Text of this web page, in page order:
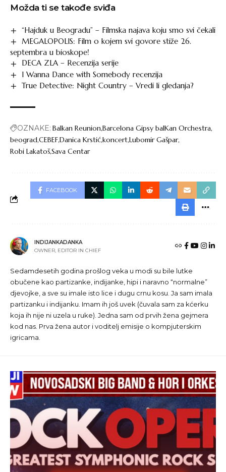
Možda ti se takođe sviđa
“Hajduk u Beogradu” – Filmska najava koju smo svi čekali
MEGALOPOLIS: Film o kojem svi govore stiže 26.
septembra u bioskope!
DECA ZLA – Recenzija serije
I Wanna Dance with Somebody recenzija
True Detective: Night Country – Vredi li gledanja?
OZNAKE: Balkan ReunionBarcelona Gipsy balKan Orchestra
beogradCEBEFDanica KrstićkoncertLubomir Gašpar
Robi LakatošSava Centar
FACEBOOK
INDIJANKADANKA
OWNER, EDITOR IN CHIEF
Sedamdesetih godina prošlog veka u modi su bile lutke
obučene kao partizanke, indijanke, hipi i naravno “normalne”
djevojke, a sve su imale isto lice i dugu crnu kosu. Ja sam imala
partizanku i indijanku. Imam ih još uvek (čuvala sam za kćerku
koja ih nije ni uzela u ruke). Jedna sam od prvih žena gejmera
kod nas. Prva žena autor i voditelj emisije o kompjuterskim
igricama.